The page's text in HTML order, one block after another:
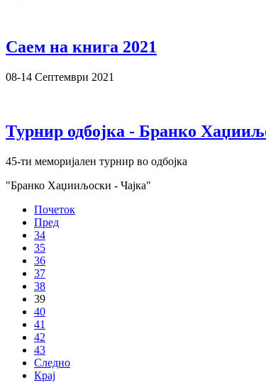
Саем на книга 2021
08-14 Септември 2021
Турнир одбојка - Бранко
45-ти меморијален турнир во одбојка
"Бранко Хаџииљоски - Чајка"
Почеток
Пред
34
35
36
37
38
39
40
41
42
43
Следно
Крај